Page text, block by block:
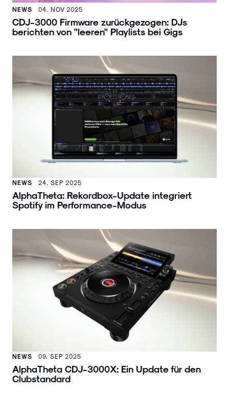
NEWS 04. NOV 2025
CDJ-3000 Firmware zurückgezogen: DJs
berichten von "leeren" Playlists bei Gigs
NEWS 24. SEP 2025
AlphaTheta: Rekordbox-Update integriert
Spotify im Performance-Modus
NEWS 09. SEP 2025
AlphaTheta CDJ-3000X: Ein Update für den
Clubstandard